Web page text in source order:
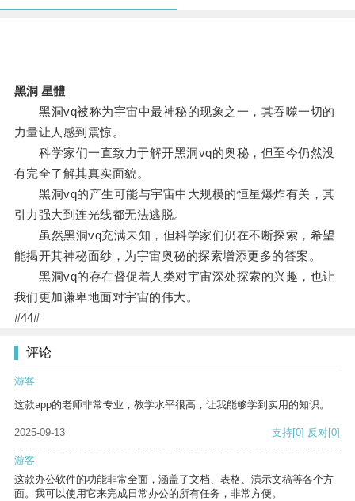
黑洞 星體
黑洞vq被称为宇宙中最神秘的现象之一，其吞噬一切的
力量让人感到震惊。
科学家们一直致力于解开黑洞vq的奥秘，但至今仍然没
有完全了解其真实面貌。
黑洞vq的产生可能与宇宙中大规模的恒星爆炸有关，其
引力强大到连光线都无法逃脱。
虽然黑洞vq充满未知，但科学家们仍在不断探索，希望
能揭开其神秘面纱，为宇宙奥秘的探索增添更多的答案。
黑洞vq的存在督促着人类对宇宙深处探索的兴趣，也让
我们更加谦卑地面对宇宙的伟大。
#44#
评论
游客
这款app的老师非常专业，教学水平很高，让我能够学到实用的知识。
2025-09-13 支持[0] 反对[0]
游客
这款办公软件的功能非常全面，涵盖了文档、表格、演示文稿等各个方
面。我可以使用它来完成日常办公的所有任务，非常方便。